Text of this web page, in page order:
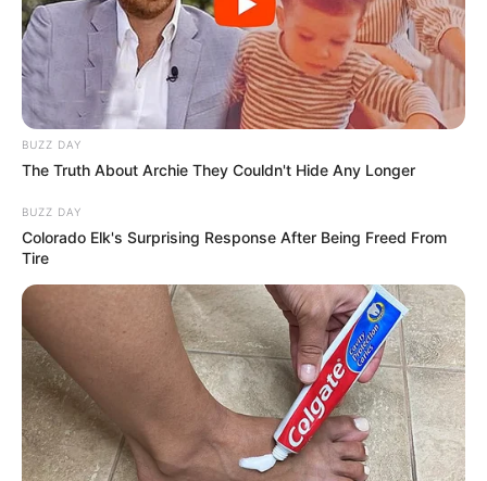
BUZZ DAY
The Truth About Archie They Couldn't Hide Any Longer
BUZZ DAY
Colorado Elk's Surprising Response After Being Freed From
Tire